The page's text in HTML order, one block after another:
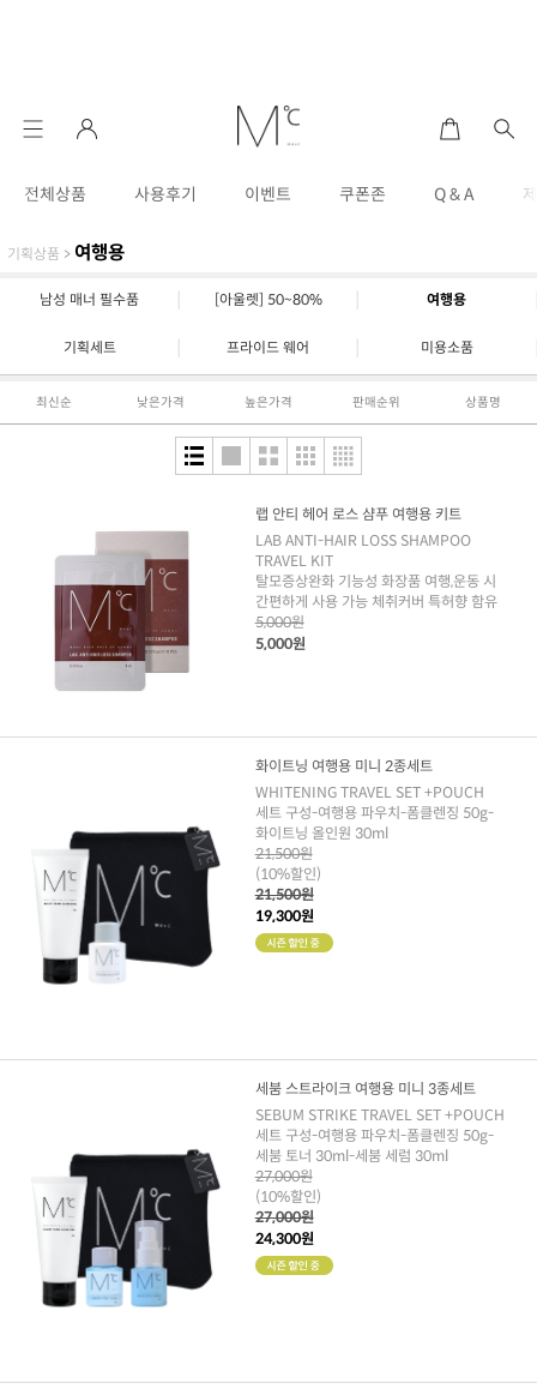
전체상품 사용후기 이벤트 쿠폰존 Q & A
기획상품 > 여행용
남성 매너 필수품 [아울렛] 50~80% 여행용
기획세트 프라이드 웨어 미용소품
최신순 낮은가격 높은가격 판매순위 상품명
랩 안티 헤어 로스 샴푸 여행용 키트
LAB ANTI-HAIR LOSS SHAMPOO
TRAVEL KIT
탈모증상완화 기능성 화장품 여행,운동 시
간편하게 사용 가능 체취커버 특허향 함유
5,000원
5,000원
화이트닝 여행용 미니 2종세트
WHITENING TRAVEL SET +POUCH
세트 구성-여행용 파우치-폼클렌징 50g-
화이트닝 올인원 30ml
21,500원
(10%할인)
21,500원
19,300원
세붐 스트라이크 여행용 미니 3종세트
SEBUM STRIKE TRAVEL SET +POUCH
세트 구성-여행용 파우치-폼클렌징 50g-
세붐 토너 30ml-세붐 세럼 30ml
27,000원
(10%할인)
27,000원
24,300원